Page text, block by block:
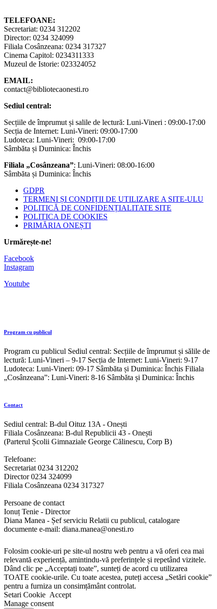
TELEFOANE:
Secretariat: 0234 312202
Director: 0234 324099
Filiala Cosânzeana: 0234 317327
Cinema Capitol: 0234311333
Muzeul de Istorie: 023324052
EMAIL:
contact@bibliotecaonesti.ro
Sediul central:
Secțiile de împrumut și salile de lectură: Luni-Vineri : 09:00-17:00
Secția de Internet: Luni-Vineri: 09:00-17:00
Ludoteca: Luni-Vineri: 09:00-17:00
Sâmbăta și Duminica: Închis
Filiala „Cosânzeana”: Luni-Vineri: 08:00-16:00
Sâmbăta și Duminica: Închis
GDPR
TERMENI ȘI CONDIȚII DE UTILIZARE A SITE-ULU
POLITICĂ DE CONFIDENȚIALITATE SITE
POLITICA DE COOKIES
PRIMĂRIA ONEȘTI
Urmărește-ne!
Facebook
Instagram
Youtube
Program cu publicul
Program cu publicul Sediul central: Secțiile de împrumut și sălile de
lectură: Luni-Vineri – 9-17 Secția de Internet: Luni-Vineri: 9-17
Ludoteca: Luni-Vineri: 09-17 Sâmbăta și Duminica: Închis Filiala
„Cosânzeana”: Luni-Vineri: 8-16 Sâmbăta și Duminica: Închis
Contact
Sediul central: B-dul Oituz 13A - Onești
Filiala Cosânzeana: B-dul Republicii 43 - Onești
(Parterul Școlii Gimnaziale George Călinescu, Corp B)
Telefoane:
Secretariat 0234 312202
Director 0234 324099
Filiala Cosânzeana 0234 317327
Persoane de contact
Ionuț Tenie - Director
Diana Manea - Șef serviciu Relatii cu publicul, catalogare
documente e-mail: diana.manea@onesti.ro
Folosim cookie-uri pe site-ul nostru web pentru a vă oferi cea mai
relevantă experiență, amintindu-vă preferințele și repetând vizitele.
Dând clic pe „Acceptați toate”, sunteți de acord cu utilizarea
TOATE cookie-urile. Cu toate acestea, puteți accesa „Setări cookie”
pentru a furniza un consimțământ controlat.
Setari Cookie Accept
Manage consent